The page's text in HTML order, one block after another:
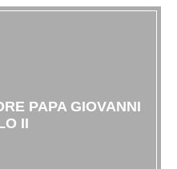
PAPA GIOVANNI
II